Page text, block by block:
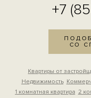
+7
СО
Квартиры от
Недвижимость
1 комнатная квартира 2